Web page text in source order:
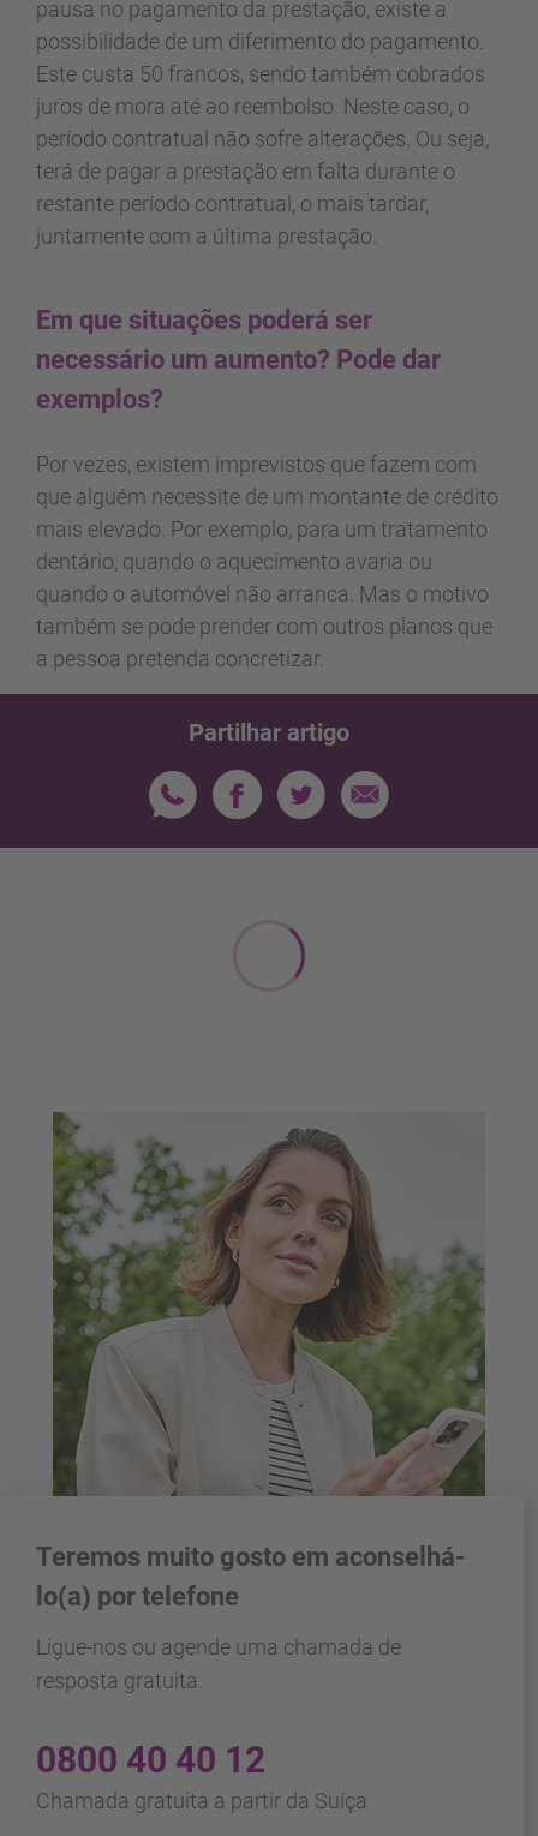
pausa no pagamento da prestação, existe a
possibilidade de um diferimento do pagamento.
Este custa 50 francos, sendo também cobrados
juros de mora até ao reembolso. Neste caso, o
período contratual não sofre alterações. Ou seja,
terá de pagar a prestação em falta durante o
restante período contratual, o mais tardar,
juntamente com a última prestação.
Em que situações poderá ser
necessário um aumento? Pode dar
exemplos?
Por vezes, existem imprevistos que fazem com
que alguém necessite de um montante de crédito
mais elevado. Por exemplo, para um tratamento
dentário, quando o aquecimento avaria ou
quando o automóvel não arranca. Mas o motivo
também se pode prender com outros planos que
a pessoa pretenda concretizar.
Partilhar artigo
Teremos muito gosto em aconselhá-
lo(a) por telefone
Ligue-nos ou agende uma chamada de
resposta gratuita.
0800 40 40 12
Chamada gratuita a partir da Suíça